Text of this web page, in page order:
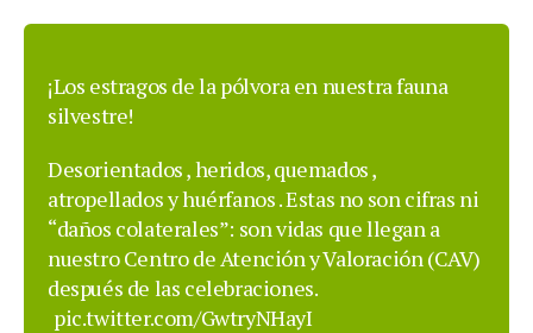
¡Los estragos de la pólvora en nuestra fauna
silvestre!
Desorientados ‍, heridos, quemados ,
atropellados y huérfanos . Estas no son cifras ni
“daños colaterales”: son vidas que llegan a
nuestro Centro de Atención y Valoración (CAV)
después de las celebraciones.
pic.twitter.com/GwtryNHayI